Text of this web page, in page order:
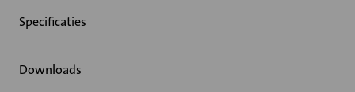
Specificaties
Downloads